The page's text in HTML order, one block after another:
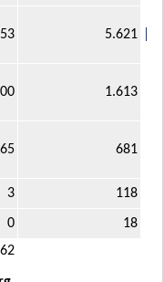
5.621
1.613
65 681
3
118
0
18